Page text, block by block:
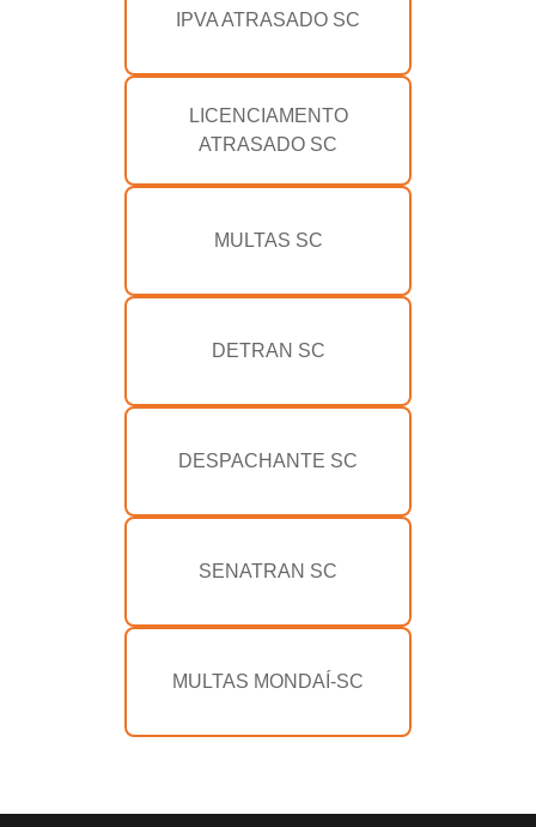
IPVA ATRASADO SC
LICENCIAMENTO
ATRASADO SC
MULTAS SC
DETRAN SC
DESPACHANTE SC
SENATRAN SC
MULTAS MONDAÍ-SC